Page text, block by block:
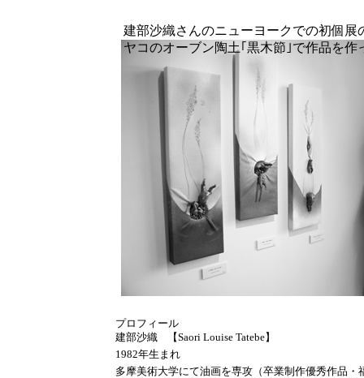
建部沙織さんのニューヨークでの初個展
ヤコのオーブン陶土｢黒木節｣で作品を
プロフィール
建部沙織
【Saori Louise Tatebe】
1982年生まれ
多摩美術大学にて油画を専攻（卒業制作優秀作品・